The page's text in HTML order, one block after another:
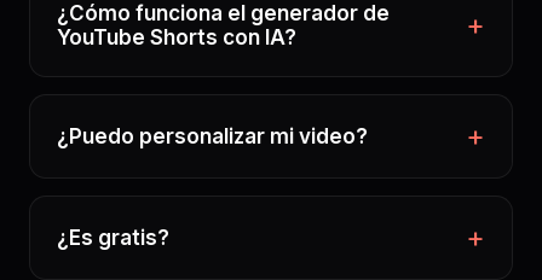
¿Cómo funciona el generador de
YouTube Shorts con IA?
¿Puedo personalizar mi video?
¿Es gratis?